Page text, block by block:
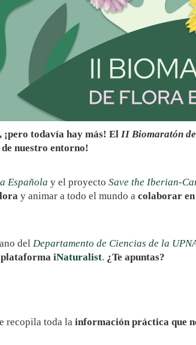
todavía hay más! El II Biomaratón
de nuestro entorno!
Española y el proyecto Save the Iberian-
y animar a todo el mundo a colaborar
del Departamento de Ciencias de la
plataforma iNaturalist. ¿Te apuntas?
recopila toda la información práctica que